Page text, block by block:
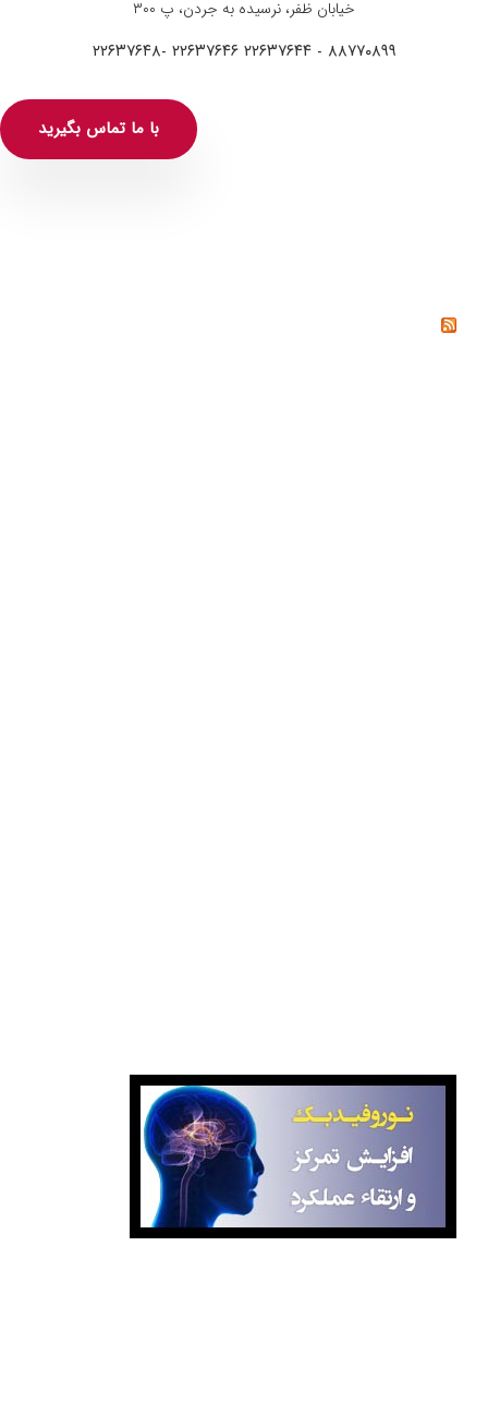
خیابان ظفر، نرسیده به جردن، پ ۳۰۰
۸۸۷۷۰۸۹۹ - ۲۲۶۳۷۶۴۴ ۲۲۶۳۷۶۴۶ -۲۲۶۳۷۶۴۸
با ما تماس بگیرید